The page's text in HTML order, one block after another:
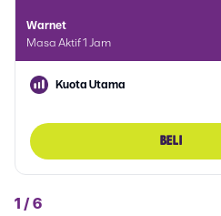
Warnet
Masa Aktif 1 Jam
Kuota Utama
BELI
1 / 6